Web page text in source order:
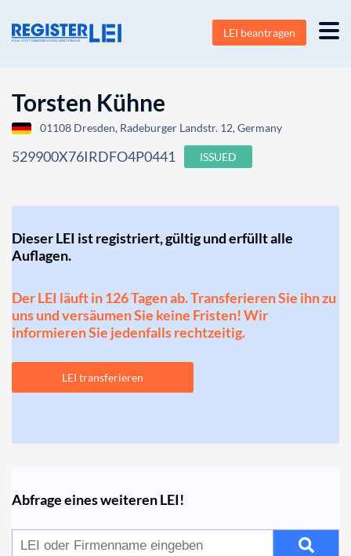
LEI beantragen
Torsten Kühne
01108 Dresden, Radeburger Landstr. 12, Germany
529900X76IRDFO4P0441 ISSUED
Dieser LEI ist registriert, gültig und erfüllt alle
Auflagen.
Der LEI läuft in 126 Tagen ab. Transferieren Sie ihn zu
uns und versäumen Sie keine Fristen! Wir
informieren Sie jedenfalls rechtzeitig.
LEI transferieren
Abfrage eines weiteren LEI!